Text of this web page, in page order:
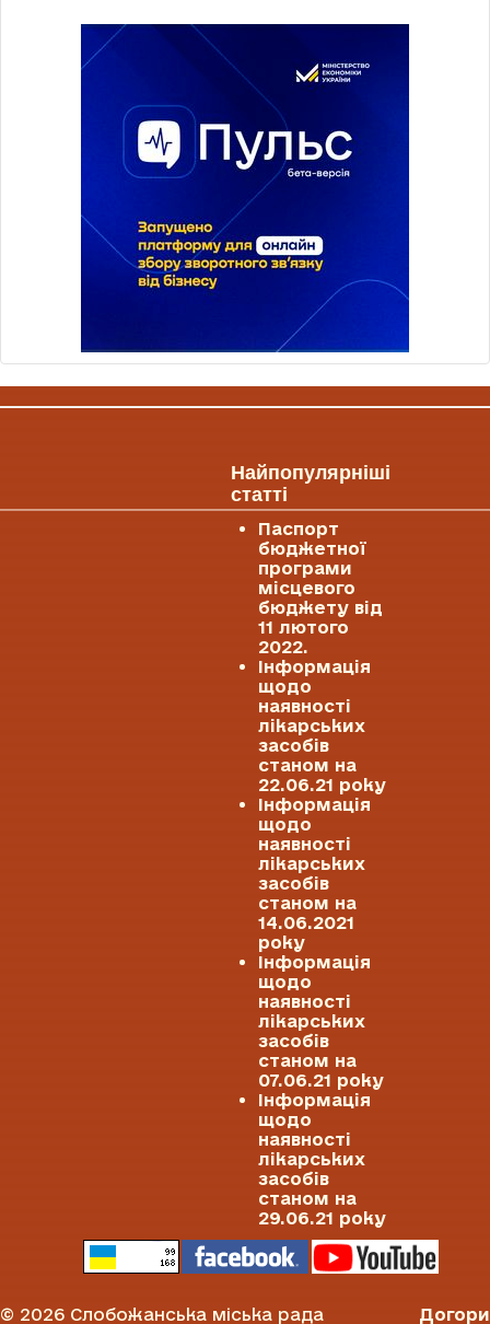
Найпопулярніші
статті
Паспорт
бюджетної
програми
місцевого
бюджету від
11 лютого
2022.
Інформація
щодо
наявності
лікарських
засобів
станом на
22.06.21 року
Інформація
щодо
наявності
лікарських
засобів
станом на
14.06.2021
року
Інформація
щодо
наявності
лікарських
засобів
станом на
07.06.21 року
Інформація
щодо
наявності
лікарських
засобів
станом на
29.06.21 року
Догори
© 2026 Слобожанська міська рада